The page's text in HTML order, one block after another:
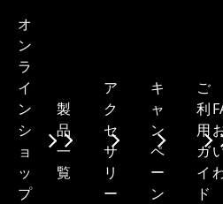
オ
ン
ラ
イ
ン
シ
ョ
ッ
プ
製
品
一
覧
ア
ク
セ
サ
リ
ー
キ
ャ
ン
ペ
ー
ン
ご
利
用
ガ
イ
ド